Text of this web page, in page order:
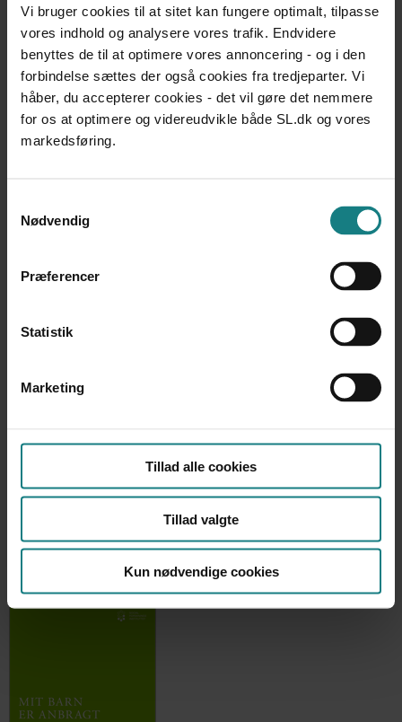
Vi bruger cookies til at sitet kan fungere optimalt, tilpasse
vores indhold og analysere vores trafik. Endvidere
benyttes de til at optimere vores annoncering - og i den
forbindelse sættes der også cookies fra tredjeparter. Vi
håber, du accepterer cookies - det vil gøre det nemmere
for os at optimere og videreudvikle både SL.dk og vores
markedsføring.
Nødvendig
Præferencer
Statistik
Marketing
Tillad alle cookies
Tillad valgte
Kun nødvendige cookies
etniske og religiøse normer og værdier, såvel som
barnets modersmålssprog.
Metode
Metodisk er undersøgelsen baseret på kvalitative
livshistorieinterview med 11 minoritetsforældre, hvis
Forfatter
Marianne Skytte
2004
Udgiver